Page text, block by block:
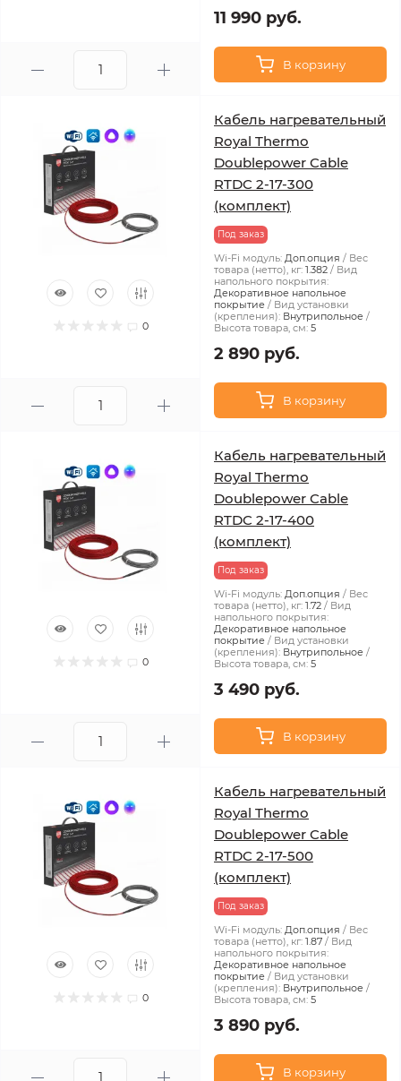
11 990 руб.
В корзину
0
Кабель нагревательный
Royal Thermo
Doublepower Cable
RTDC 2-17-300
(комплект)
Под заказ
Wi-Fi модуль: Доп.опция
Вес
товара (нетто), кг: 1.382
Вид
напольного покрытия:
Декоративное напольное
покрытие
Вид установки
(крепления): Внутрипольное
Высота товара, см: 5
2 890 руб.
В корзину
0
Кабель нагревательный
Royal Thermo
Doublepower Cable
RTDC 2-17-400
(комплект)
Под заказ
Wi-Fi модуль: Доп.опция
Вес
товара (нетто), кг: 1.72
Вид
напольного покрытия:
Декоративное напольное
покрытие
Вид установки
(крепления): Внутрипольное
Высота товара, см: 5
3 490 руб.
В корзину
0
Кабель нагревательный
Royal Thermo
Doublepower Cable
RTDC 2-17-500
(комплект)
Под заказ
Wi-Fi модуль: Доп.опция
Вес
товара (нетто), кг: 1.87
Вид
напольного покрытия:
Декоративное напольное
покрытие
Вид установки
(крепления): Внутрипольное
Высота товара, см: 5
3 890 руб.
В корзину